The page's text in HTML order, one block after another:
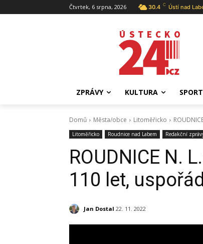
Čtvrtek, 6 srpna, 2026 30.4 C Ústí nad
ZPRÁVY KULTURA SPORT
Domů Města/obce Litoměřicko
Litoměřicko Roudnice nad Labem Redakční
ROUDNICE N.
110 let,
Jan Dostal 22. 11. 2022